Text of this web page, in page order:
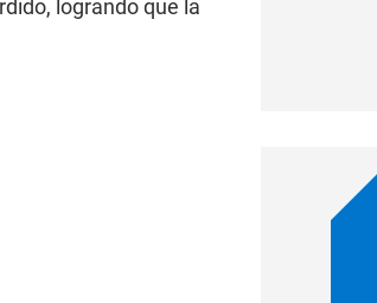
logrando que la